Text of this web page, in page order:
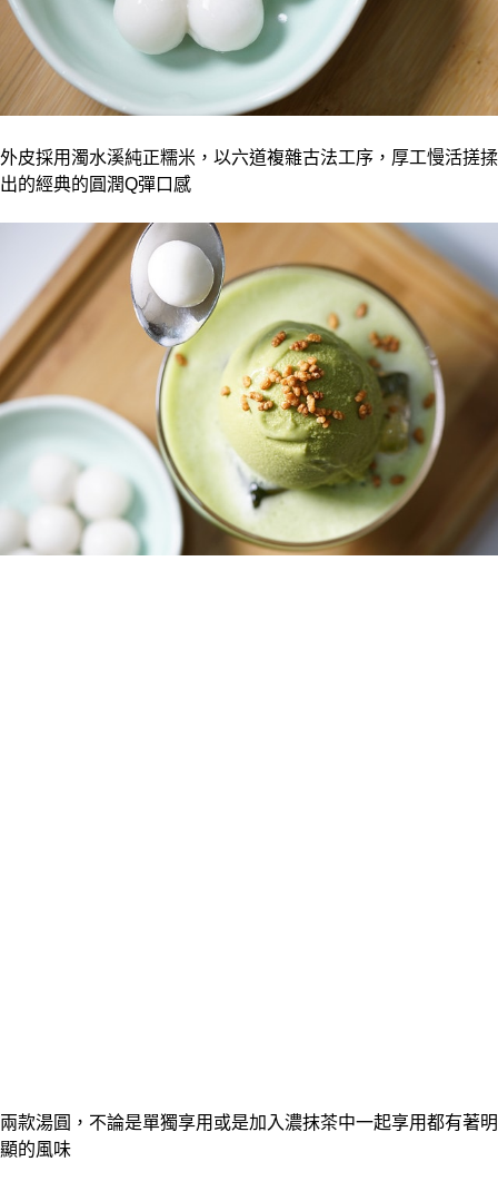
外皮採用濁水溪純正糯米，以六道複雜古法工序，厚工慢活搓揉
出的經典的圓潤Q彈口感
兩款湯圓，不論是單獨享用或是加入濃抹茶中一起享用都有著明
顯的風味